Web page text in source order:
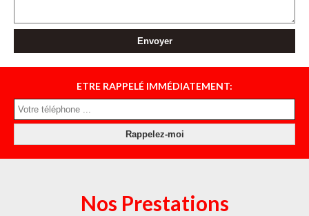
ETRE RAPPELÉ IMMÉDIATEMENT:
Nos Prestations